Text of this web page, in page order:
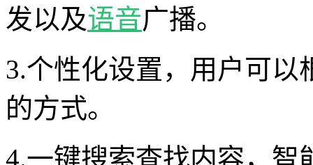
发以及语音广播。
3.个性化设置，用户可
的方式。
4.一键搜索查找内容，智